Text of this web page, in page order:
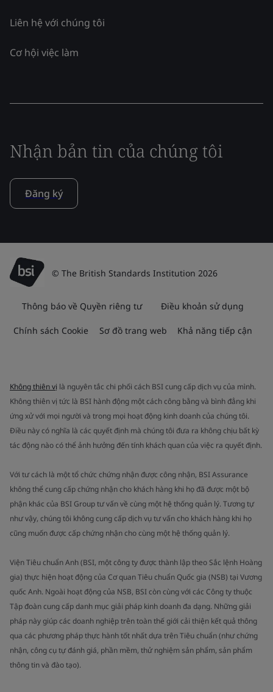
Liên hệ với chúng tôi
Cơ hội việc làm
Nhận bản tin của chúng tôi
Đăng ký
© The British Standards Institution 2026
Thông báo về Quyền riêng tư Điều khoản sử dụng
Chính sách Cookie Sơ đồ trang web Khả năng tiếp cận
Không thiên vị là nguyên tắc chi phối cách BSI cung cấp dịch vụ của mình.
Không thiên vị tức là BSI hành động một cách công bằng và bình đẳng khi
ứng xử với mọi người và trong mọi hoạt động kinh doanh của chúng tôi.
Điều này có nghĩa là các quyết định mà chúng tôi đưa ra không chịu bất kỳ
tác động nào có thể ảnh hưởng đến tính khách quan của việc ra quyết định.
Với tư cách là một tổ chức chứng nhận được công nhận, BSI Assurance
không thể cung cấp chứng nhận cho khách hàng khi họ đã được một bộ
phận khác của BSI Group tư vấn về cùng một hệ thống quản lý. Tương tự
như vậy, chúng tôi không cung cấp dịch vụ tư vấn cho khách hàng khi họ
cũng muốn được cấp chứng nhận cho cùng một hệ thống quản lý.
Viện Tiêu chuẩn Anh (BSI, một công ty được thành lập theo Sắc lệnh Hoàng
gia) thực hiện hoạt động của Cơ quan Tiêu chuẩn Quốc gia (NSB) tại Vương
quốc Anh. Ngoài hoạt động của NSB, BSI còn cùng với các Công ty thuộc
Tập đoàn cung cấp danh mục giải pháp kinh doanh đa dạng. Những giải
pháp này giúp các doanh nghiệp trên toàn thế giới cải thiện kết quả thông
qua các phương pháp thực hành tốt nhất dựa trên Tiêu chuẩn (như chứng
nhận, công cụ tự đánh giá, phần mềm, thử nghiệm sản phẩm, sản phẩm
thông tin và đào tạo).